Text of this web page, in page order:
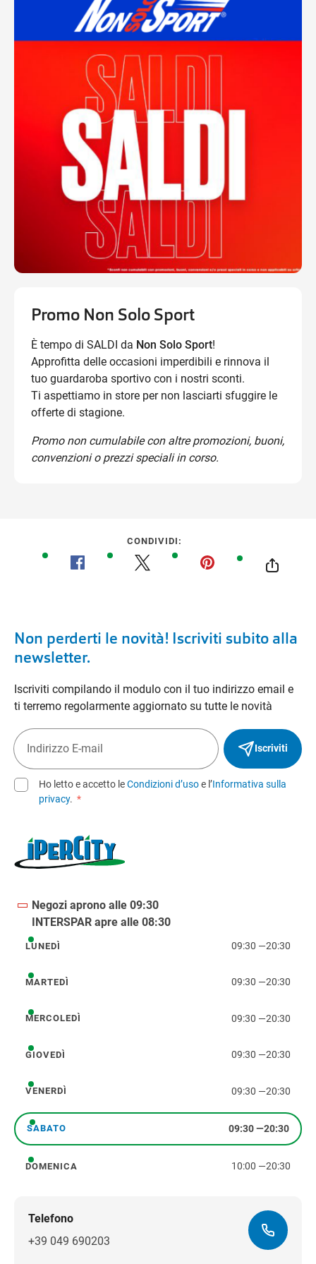
Ottieni indicazioni stradali
Promo Non Solo Sport
È tempo di SALDI da Non Solo Sport!
Approfitta delle occasioni imperdibili e rinnova il
tuo guardaroba sportivo con i nostri sconti.
Ti aspettiamo in store per non lasciarti sfuggire le
offerte di stagione.
Promo non cumulabile con altre promozioni, buoni,
convenzioni o prezzi speciali in corso.
CONDIVIDI:
Non perderti le novità! Iscriviti subito alla
newsletter.
Iscriviti compilando il modulo con il tuo indirizzo email e
ti terremo regolarmente aggiornato su tutte le novità
Iscriviti
Ho letto e accetto leCondizioni d’usoe l’Informativa sulla
privacy. *
Negozi aprono alle 09:30
INTERSPAR apre alle 08:30
lunedì
LUNEDÌ 09:30 —20:30
martedì
MARTEDÌ 09:30 —20:30
mercoledì
MERCOLEDÌ 09:30 —20:30
giovedì
GIOVEDÌ 09:30 —20:30
venerdì
VENERDÌ 09:30 —20:30
sabato
SABATO 09:30—20:30
domenica
DOMENICA 10:00 —20:30
Telefono
+39 049 690203